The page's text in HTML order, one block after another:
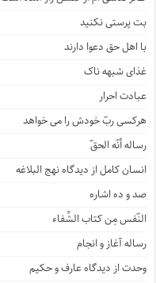
بت پرستی نکنید
با اهل حق دعوا دارند
غذای شبهه ناک
عبادت احرار
هرکسی ربّ خودش را می خواهد
رساله أنّه الحقّ
انسان کامل از دیدگاه نهج البلاغه
صد و ده اشاره
النّفس مِن کتاب الشِّفاء
رساله آغاز و انجام
وحدت از دیدگاه عارف و حکیم